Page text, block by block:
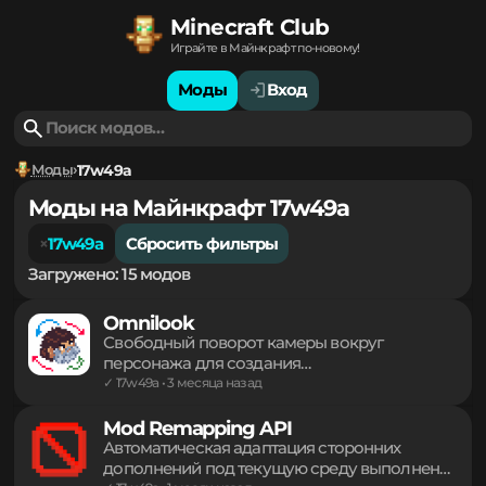
Minecraft Club
Играйте в Майнкрафт по-новому!
Моды Вход
Моды 17w49a
Моды на Майнкрафт 17w49a
17w49a
Сбросить фильтры
Загружено: 15 модов
Omnilook
Свободный поворот камеры вокруг
персонажа для создания
окрестностей без смены направления
взгляда основного героя. Легкий инструмент
для комфортного управления обзором в
Mod Remapping API
Автоматическая адаптация сторонних